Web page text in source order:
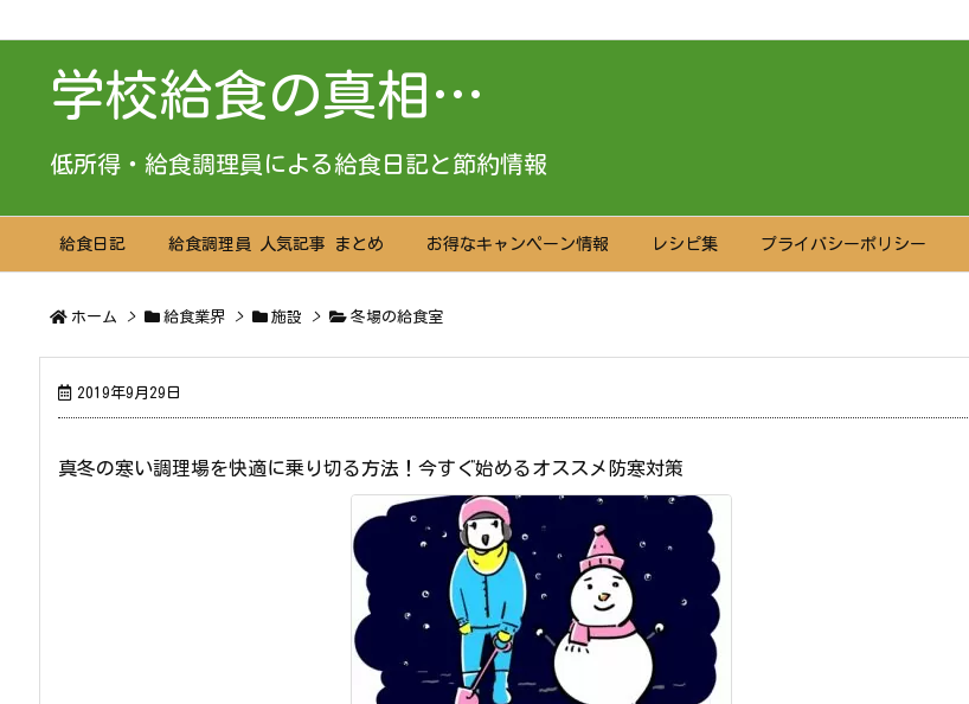
学校給食の真相…
低所得・給食調理員による給食日記と節約情報
給食日記 給食調理員 人気記事 まとめ お得なキャンペーン情報 レシピ集 プライバシーポリシー
ホーム > 給食業界 > 施設 > 冬場の給食室
2019年9月29日
真冬の寒い調理場を快適に乗り切る方法！今すぐ始めるオススメ防寒対策